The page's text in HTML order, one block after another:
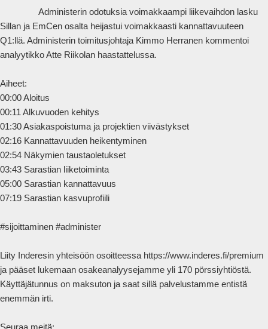
Sillan ja EmCen osalta heijastui voimakkaasti kannattavuuteen
Q1:llä. Administerin toimitusjohtaja Kimmo Herranen kommentoi
analyytikko Atte Riikolan haastattelussa.
Aiheet:
00:00 Aloitus
00:11 Alkuvuoden kehitys
01:30 Asiakaspoistuma ja projektien viivästykset
02:16 Kannattavuuden heikentyminen
02:54 Näkymien taustaoletukset
03:43 Sarastian liiketoiminta
05:00 Sarastian kannattavuus
07:19 Sarastian kasvuprofiili
#sijoittaminen #administer
Liity Inderesin yhteisöön osoitteessa https://www.inderes.fi/premium
ja pääset lukemaan osakeanalyysejamme yli 170 pörssiyhtiöstä.
Käyttäjätunnus on maksuton ja saat sillä palvelustamme entistä
enemmän irti.
Seuraa meitä: